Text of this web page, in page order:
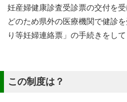
妊産婦健康診査受診票の交付を
どのため県外の医療機関で健診
り等妊婦連絡票」の手続きをして
この制度は？